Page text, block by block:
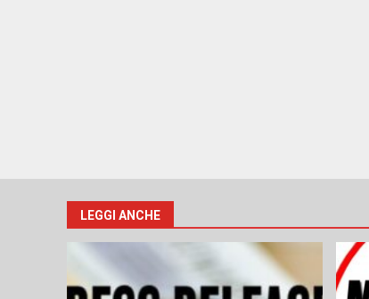
LEGGI ANCHE